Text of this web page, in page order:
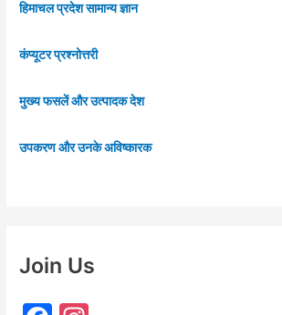
हिमाचल प्रदेश सामान्य ज्ञान
कंप्यूटर प्रश्नोत्तरी
मुख्य फसलें और उत्पादक देश
उपकरण और उनके अविष्कारक
Join Us